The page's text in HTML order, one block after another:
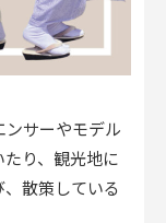
サーやモデル
り、観光地に
散策している